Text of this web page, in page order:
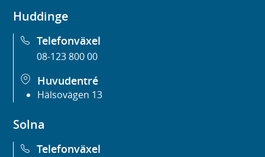
Huddinge
Telefonväxel
08-123 800 00
Huvudentré
Hälsovägen 13
Solna
Telefonväxel